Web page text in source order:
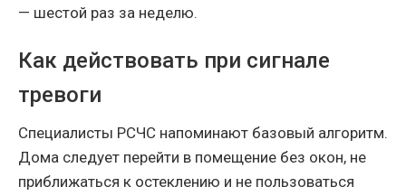
— шестой раз за неделю.
Как действовать при сигнале
тревоги
Специалисты РСЧС напоминают базовый алгоритм.
Дома следует перейти в помещение без окон, не
приближаться к остеклению и не пользоваться